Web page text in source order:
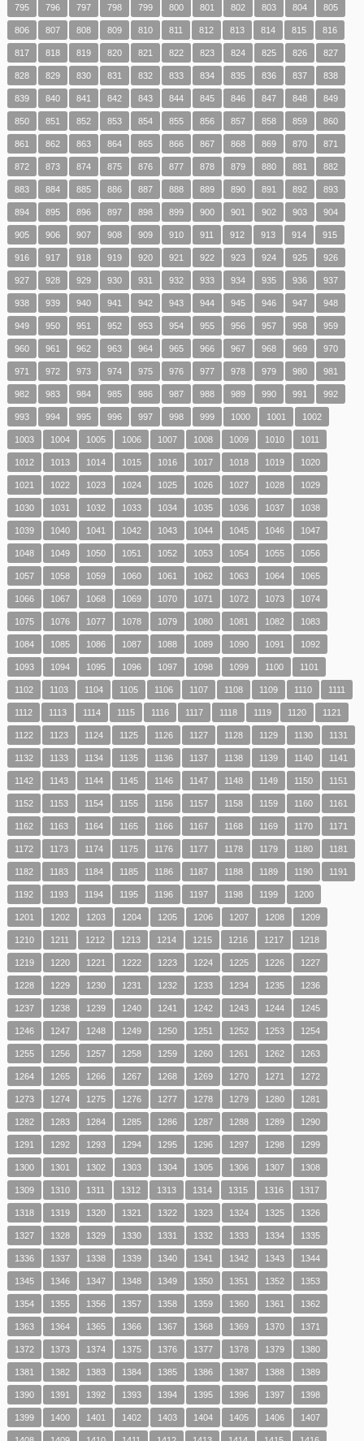
795 796 797 798 799 800 801 802 803 804 805
806 807 808 809 810 811 812 813 814 815 816
817 818 819 820 821 822 823 824 825 826 827
828 829 830 831 832 833 834 835 836 837 838
839 840 841 842 843 844 845 846 847 848 849
850 851 852 853 854 855 856 857 858 859 860
861 862 863 864 865 866 867 868 869 870 871
872 873 874 875 876 877 878 879 880 881 882
883 884 885 886 887 888 889 890 891 892 893
894 895 896 897 898 899 900 901 902 903 904
905 906 907 908 909 910 911 912 913 914 915
916 917 918 919 920 921 922 923 924 925 926
927 928 929 930 931 932 933 934 935 936 937
938 939 940 941 942 943 944 945 946 947 948
949 950 951 952 953 954 955 956 957 958 959
960 961 962 963 964 965 966 967 968 969 970
971 972 973 974 975 976 977 978 979 980 981
982 983 984 985 986 987 988 989 990 991 992
993 994 995 996 997 998 999 1000 1001 1002
1003 1004 1005 1006 1007 1008 1009 1010 1011
1012 1013 1014 1015 1016 1017 1018 1019 1020
1021 1022 1023 1024 1025 1026 1027 1028 1029
1030 1031 1032 1033 1034 1035 1036 1037 1038
1039 1040 1041 1042 1043 1044 1045 1046 1047
1048 1049 1050 1051 1052 1053 1054 1055 1056
1057 1058 1059 1060 1061 1062 1063 1064 1065
1066 1067 1068 1069 1070 1071 1072 1073 1074
1075 1076 1077 1078 1079 1080 1081 1082 1083
1084 1085 1086 1087 1088 1089 1090 1091 1092
1093 1094 1095 1096 1097 1098 1099 1100 1101
1102 1103 1104 1105 1106 1107 1108 1109 1110 1111
1112 1113 1114 1115 1116 1117 1118 1119 1120 1121
1122 1123 1124 1125 1126 1127 1128 1129 1130 1131
1132 1133 1134 1135 1136 1137 1138 1139 1140 1141
1142 1143 1144 1145 1146 1147 1148 1149 1150 1151
1152 1153 1154 1155 1156 1157 1158 1159 1160 1161
1162 1163 1164 1165 1166 1167 1168 1169 1170 1171
1172 1173 1174 1175 1176 1177 1178 1179 1180 1181
1182 1183 1184 1185 1186 1187 1188 1189 1190 1191
1192 1193 1194 1195 1196 1197 1198 1199 1200
1201 1202 1203 1204 1205 1206 1207 1208 1209
1210 1211 1212 1213 1214 1215 1216 1217 1218
1219 1220 1221 1222 1223 1224 1225 1226 1227
1228 1229 1230 1231 1232 1233 1234 1235 1236
1237 1238 1239 1240 1241 1242 1243 1244 1245
1246 1247 1248 1249 1250 1251 1252 1253 1254
1255 1256 1257 1258 1259 1260 1261 1262 1263
1264 1265 1266 1267 1268 1269 1270 1271 1272
1273 1274 1275 1276 1277 1278 1279 1280 1281
1282 1283 1284 1285 1286 1287 1288 1289 1290
1291 1292 1293 1294 1295 1296 1297 1298 1299
1300 1301 1302 1303 1304 1305 1306 1307 1308
1309 1310 1311 1312 1313 1314 1315 1316 1317
1318 1319 1320 1321 1322 1323 1324 1325 1326
1327 1328 1329 1330 1331 1332 1333 1334 1335
1336 1337 1338 1339 1340 1341 1342 1343 1344
1345 1346 1347 1348 1349 1350 1351 1352 1353
1354 1355 1356 1357 1358 1359 1360 1361 1362
1363 1364 1365 1366 1367 1368 1369 1370 1371
1372 1373 1374 1375 1376 1377 1378 1379 1380
1381 1382 1383 1384 1385 1386 1387 1388 1389
1390 1391 1392 1393 1394 1395 1396 1397 1398
1399 1400 1401 1402 1403 1404 1405 1406 1407